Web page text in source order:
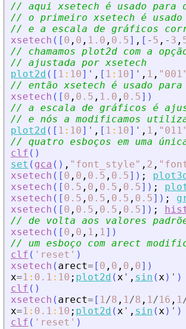
// aqui xsetech é usado
// o primeiro xsetech é
// e a escala de gráficos
xsetech ( [ 0 , 0 , 1.0 , 0.5] , [ - 5 , - 3 ,
// chamamos plot2d com a
// ajustada por xsetech
plot2d ( [ 1 : 10] ' , [ 1 : 10] ' , 1 , " 001"
// então xsetech é usado
xsetech ( [ 0 , 0.5 , 1.0 , 0.5] )
// a escala de gráficos é
// e nós a modificamos
plot2d ( [ 1 : 10] ' , [ 1 : 10] ' , 1 , " 011"
// quatro esboços em uma
clf ( )
set ( gca ( ) , " font_style" , 2 , "
xsetech ( [ 0 , 0 , 0.5 , 0.5] ) ;
xsetech ( [ 0.5 , 0 , 0.5 , 0.5] ) ;
xsetech ( [ 0.5 , 0.5 , 0.5 , 0.5] ) ;
xsetech ( [ 0 , 0.5 , 0.5 , 0.5] ) ;
// de volta aos valores
xsetech ( [ 0 , 0 , 1 , 1] )
// um esboço com arect
clf ( ' reset ' )
xsetech ( arect= [ 0 , 0 , 0 , 0] )
x=1 : 0.1 : 10 ; plot2d (x ' , sin (x ) ' )
clf ( )
xsetech ( arect= [ 1/8 , 1/8 , 1/16 , 1
x=1 : 0.1 : 10 ; plot2d (x ' , sin (x ) ' )
clf ( ' reset ' )